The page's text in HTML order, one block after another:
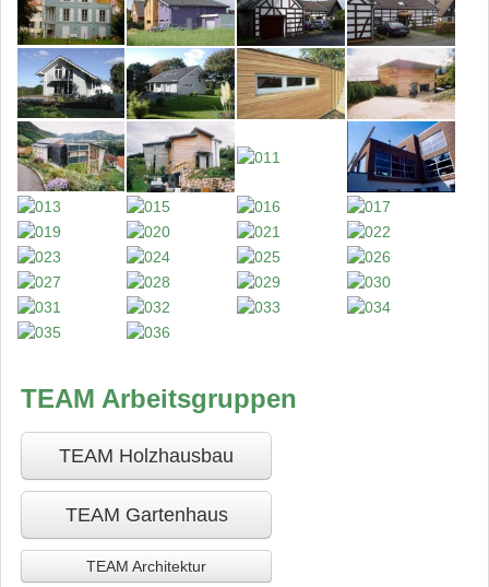
TEAM Arbeitsgruppen
TEAM Holzhausbau
TEAM Gartenhaus
TEAM Architektur